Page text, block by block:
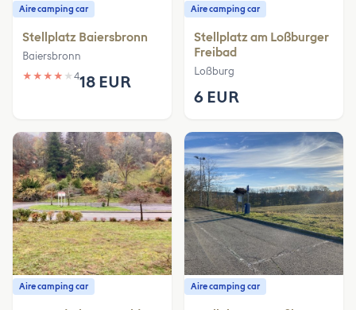
Aire camping car
Stellplatz Baiersbronn
Baiersbronn
★ ★ ★ ★ ★ 418 EUR
Aire camping car
Stellplatz am Loßburger
Freibad
Loßburg
6 EUR
Aire camping car Aire camping car